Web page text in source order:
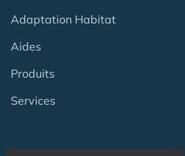
Adaptation Habitat
Aides
Produits
Services